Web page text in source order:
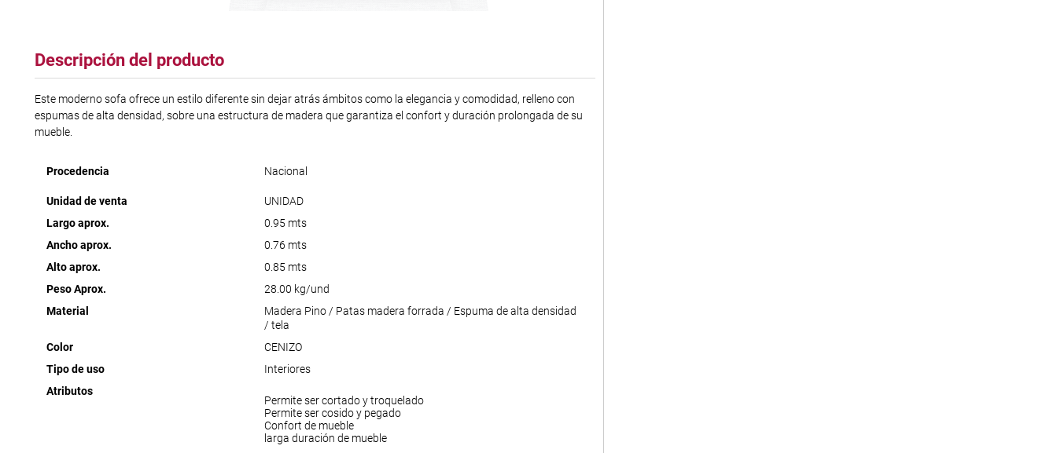
Descripción del producto
Este moderno sofa ofrece un estilo diferente sin dejar atrás ámbitos como la elegancia y comodidad, relleno con
espumas de alta densidad, sobre una estructura de madera que garantiza el confort y duración prolongada de su
mueble.
Procedencia Nacional
Unidad de venta
UNIDAD
Largo aprox.
0.95 mts
Ancho aprox.
0.76 mts
Alto aprox.
0.85 mts
Peso Aprox.
28.00 kg/und
Material
Madera Pino / Patas madera forrada / Espuma de alta densidad
/ tela
Color
CENIZO
Tipo de uso
Interiores
Atributos
Permite ser cortado y troquelado
Permite ser cosido y pegado
Confort de mueble
larga duración de mueble